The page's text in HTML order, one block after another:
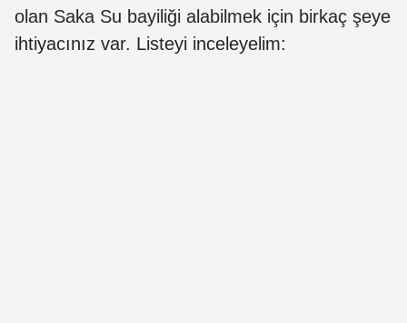
olan Saka Su bayiliği alabilmek için birkaç şeye
ihtiyacınız var. Listeyi inceleyelim: